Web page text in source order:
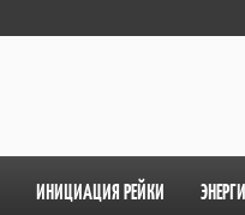
ИНИЦИАЦИЯ РЕЙКИ